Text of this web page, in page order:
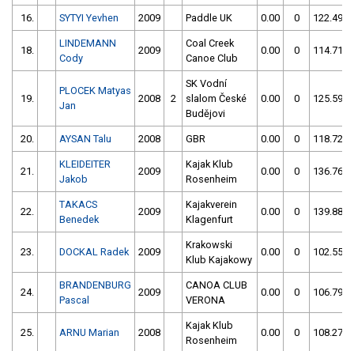
16. SYTYI Yevhen 2009 Paddle UK 0.00 0 122.49
18.
LINDEMANN
Cody
2009
Coal Creek
Canoe Club
0.00 0 114.71
19.
PLOCEK Matyas
Jan
2008 2
SK Vodní
slalom České
Budějovi
0.00 0 125.59
20. AYSAN Talu 2008 GBR 0.00 0 118.72
21.
KLEIDEITER
Jakob
2009
Kajak Klub
Rosenheim
0.00 0 136.76
22.
TAKACS
Benedek
2009
Kajakverein
Klagenfurt
0.00 0 139.88
23. DOCKAL Radek 2009
Krakowski
Klub Kajakowy
0.00 0 102.55
24.
BRANDENBURG
Pascal
2009
CANOA CLUB
VERONA
0.00 0 106.79
25. ARNU Marian 2008
Kajak Klub
Rosenheim
0.00 0 108.27